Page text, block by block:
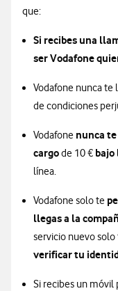
que:
Si recibes una
ser Vodafone
Vodafone nunca
de condiciones
Vodafone nunca
cargode 10 € bajo
línea.
Vodafone solo te
llegas a la
servicio nuevo
verificar tu
Si recibes un